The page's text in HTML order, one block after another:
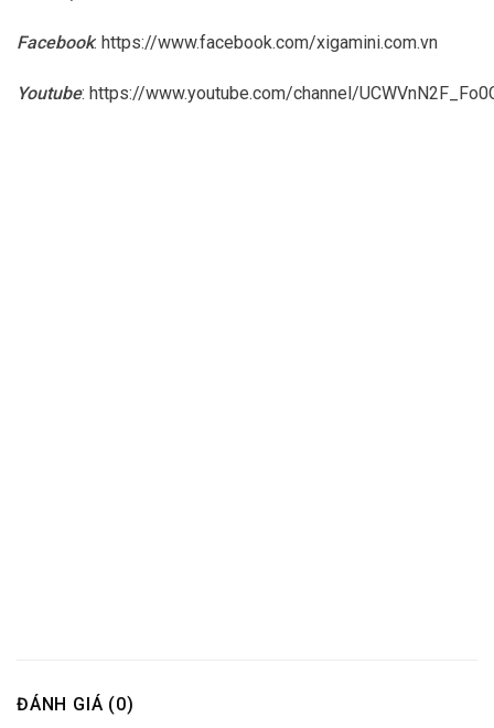
Facebook: https://www.facebook.com/xigamini.com.vn
Youtube: https://www.youtube.com/channel/
ĐÁNH GIÁ (0)